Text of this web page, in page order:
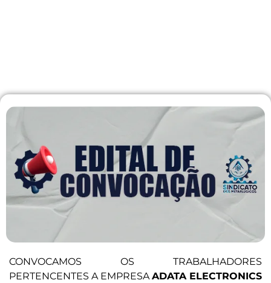
CONVOCAMOS OS TRABALHADORES
PERTENCENTES A EMPRESAADATA ELECTRONICS